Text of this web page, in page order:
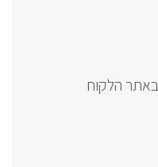
הלקוח